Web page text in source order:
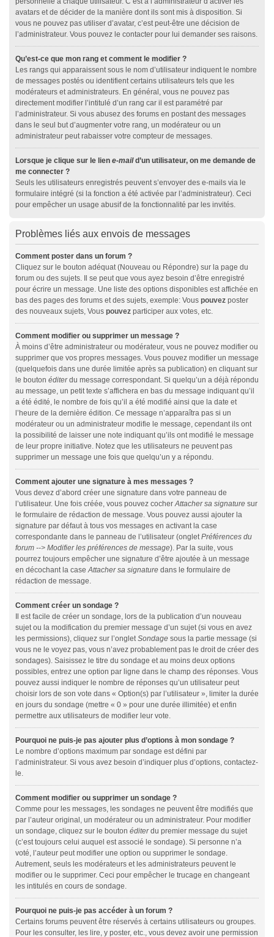
avatars et de décider de la manière dont ils sont mis à disposition. Si
vous ne pouvez pas utiliser d’avatar, c’est peut-être une décision de
l’administrateur. Vous pouvez le contacter pour lui demander ses raisons.
Qu’est-ce que mon rang et comment le modifier ?
Les rangs qui apparaissent sous le nom d’utilisateur indiquent le nombre
de messages postés ou identifient certains utilisateurs tels que les
modérateurs et administrateurs. En général, vous ne pouvez pas
directement modifier l’intitulé d’un rang car il est paramétré par
l’administrateur. Si vous abusez des forums en postant des messages
dans le seul but d’augmenter votre rang, un modérateur ou un
administrateur peut rabaisser votre compteur de messages.
Lorsque je clique sur le lien e-maild’un utilisateur, on me demande de
me connecter ?
Seuls les utilisateurs enregistrés peuvent s’envoyer des e-mails via le
formulaire intégré (si la fonction a été activée par l’administrateur). Ceci
pour empêcher un usage abusif de la fonctionnalité par les invités.
Problèmes liés aux envois de messages
Comment poster dans un forum ?
Cliquez sur le bouton adéquat (Nouveau ou Répondre) sur la page du
forum ou des sujets. Il se peut que vous ayez besoin d’être enregistré
pour écrire un message. Une liste des options disponibles est affichée en
bas des pages des forums et des sujets, exemple: Vous pouvez poster
des nouveaux sujets, Vous pouvez participer aux votes, etc.
Comment modifier ou supprimer un message ?
À moins d’être administrateur ou modérateur, vous ne pouvez modifier ou
supprimer que vos propres messages. Vous pouvez modifier un message
(quelquefois dans une durée limitée après sa publication) en cliquant sur
le bouton éditerdu message correspondant. Si quelqu’un a déjà répondu
au message, un petit texte s’affichera en bas du message indiquant qu’il
a été édité, le nombre de fois qu’il a été modifié ainsi que la date et
l’heure de la dernière édition. Ce message n’apparaîtra pas si un
modérateur ou un administrateur modifie le message, cependant ils ont
la possibilité de laisser une note indiquant qu’ils ont modifié le message
de leur propre initiative. Notez que les utilisateurs ne peuvent pas
supprimer un message une fois que quelqu’un y a répondu.
Comment ajouter une signature à mes messages ?
Vous devez d’abord créer une signature dans votre panneau de
l’utilisateur. Une fois créée, vous pouvez cocherAttacher sa signature sur
le formulaire de rédaction de message. Vous pouvez aussi ajouter la
signature par défaut à tous vos messages en activant la case
correspondante dans le panneau de l’utilisateur (ongletPréférences du
forum --> Modifier les préférences de message). Par la suite, vous
pourrez toujours empêcher une signature d’être ajoutée à un message
en décochant la caseAttacher sa signature dans le formulaire de
rédaction de message.
Comment créer un sondage ?
Il est facile de créer un sondage, lors de la publication d’un nouveau
sujet ou la modification du premier message d’un sujet (si vous en avez
les permissions), cliquez sur l’ongletSondage sous la partie message (si
vous ne le voyez pas, vous n’avez probablement pas le droit de créer des
sondages). Saisissez le titre du sondage et au moins deux options
possibles, entrez une option par ligne dans le champ des réponses. Vous
pouvez aussi indiquer le nombre de réponses qu’un utilisateur peut
choisir lors de son vote dans « Option(s) par l’utilisateur », limiter la durée
en jours du sondage (mettre « 0 » pour une durée illimitée) et enfin
permettre aux utilisateurs de modifier leur vote.
Pourquoi ne puis-je pas ajouter plus d’options à mon sondage ?
Le nombre d’options maximum par sondage est défini par
l’administrateur. Si vous avez besoin d’indiquer plus d’options, contactez-
le.
Comment modifier ou supprimer un sondage ?
Comme pour les messages, les sondages ne peuvent être modifiés que
par l’auteur original, un modérateur ou un administrateur. Pour modifier
un sondage, cliquez sur le bouton éditerdu premier message du sujet
(c’est toujours celui auquel est associé le sondage). Si personne n’a
voté, l’auteur peut modifier une option ou supprimer le sondage.
Autrement, seuls les modérateurs et les administrateurs peuvent le
modifier ou le supprimer. Ceci pour empêcher le trucage en changeant
les intitulés en cours de sondage.
Pourquoi ne puis-je pas accéder à un forum ?
Certains forums peuvent être réservés à certains utilisateurs ou groupes.
Pour les consulter, les lire, y poster, etc., vous devez avoir une permission